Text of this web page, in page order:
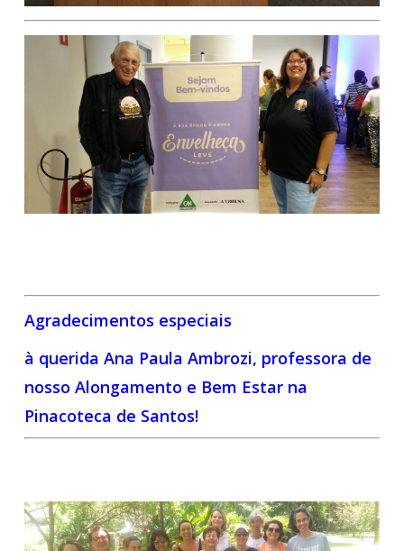
Agradecimentos especiais
à querida Ana Paula Ambrozi, professora de
nosso Alongamento e Bem Estar na
Pinacoteca de Santos!